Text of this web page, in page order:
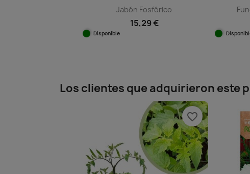
Jabón Fosfórico
15,29 €
Disponible
Los clientes que adquirieron este
favorite_border